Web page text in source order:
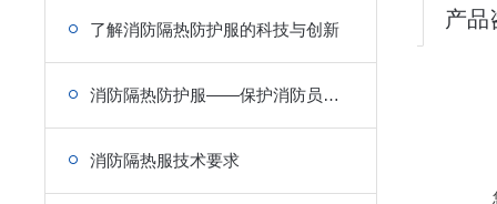
了解消防隔热防护服的科技与创新
消防隔热防护服——保护消防员的生命安全
消防隔热服技术要求
产品